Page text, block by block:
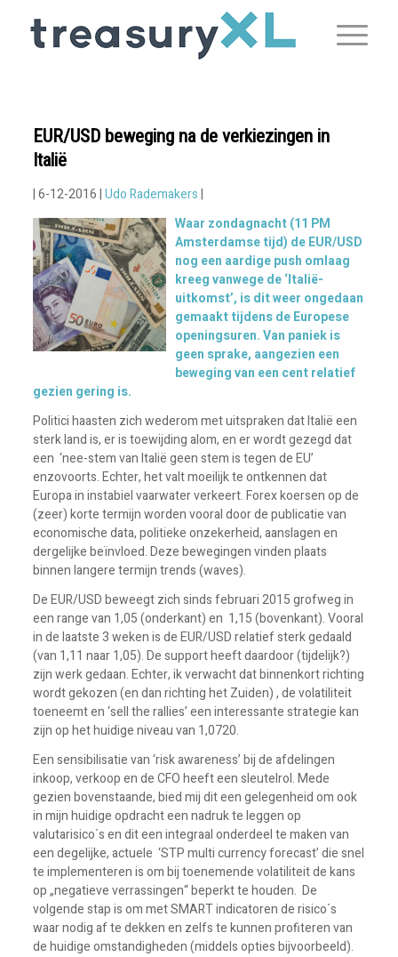
EUR/USD beweging na de verkiezingen in
Italië
| 6-12-2016 |Udo Rademakers|
Waar zondagnacht (11 PM
Amsterdamse tijd) de EUR/USD
nog een aardige push omlaag
kreeg vanwege de ‘Italië-
uitkomst’, is dit weer ongedaan
gemaakt tijdens de Europese
openingsuren. Van paniek is
geen sprake, aangezien een
beweging van een cent relatief
gezien gering is.
Politici haasten zich wederom met uitspraken dat Italië een
sterk land is, er is toewijding alom, en er wordt gezegd dat
een ‘nee-stem van Italië geen stem is tegen de EU’
enzovoorts. Echter, het valt moeilijk te ontkennen dat
Europa in instabiel vaarwater verkeert. Forex koersen op de
(zeer) korte termijn worden vooral door de publicatie van
economische data, politieke onzekerheid, aanslagen en
dergelijke beïnvloed. Deze bewegingen vinden plaats
binnen langere termijn trends (waves).
De EUR/USD beweegt zich sinds februari 2015 grofweg in
een range van 1,05 (onderkant) en 1,15 (bovenkant). Vooral
in de laatste 3 weken is de EUR/USD relatief sterk gedaald
(van 1,11 naar 1,05). De support heeft daardoor (tijdelijk?)
zijn werk gedaan. Echter, ik verwacht dat binnenkort richting
wordt gekozen (en dan richting het Zuiden) , de volatiliteit
toeneemt en ‘sell the rallies’ een interessante strategie kan
zijn op het huidige niveau van 1,0720.
Een sensibilisatie van ‘risk awareness’ bij de afdelingen
inkoop, verkoop en de CFO heeft een sleutelrol. Mede
gezien bovenstaande, bied mij dit een gelegenheid om ook
in mijn huidige opdracht een nadruk te leggen op
valutarisico´s en dit een integraal onderdeel te maken van
een degelijke, actuele ‘STP multi currency forecast’ die snel
te implementeren is om bij toenemende volatiliteit de kans
op „negatieve verrassingen“ beperkt te houden. De
volgende stap is om met SMART indicatoren de risico´s
waar nodig af te dekken en zelfs te kunnen profiteren van
de huidige omstandigheden (middels opties bijvoorbeeld).